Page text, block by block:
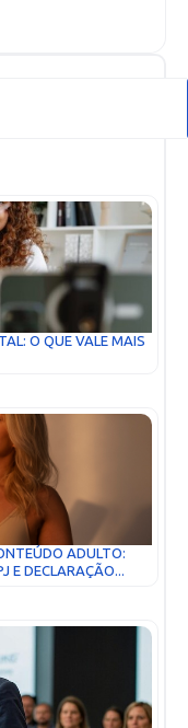
O QUE VALE MAIS
ADULTO:
E DECLARAÇÃO...